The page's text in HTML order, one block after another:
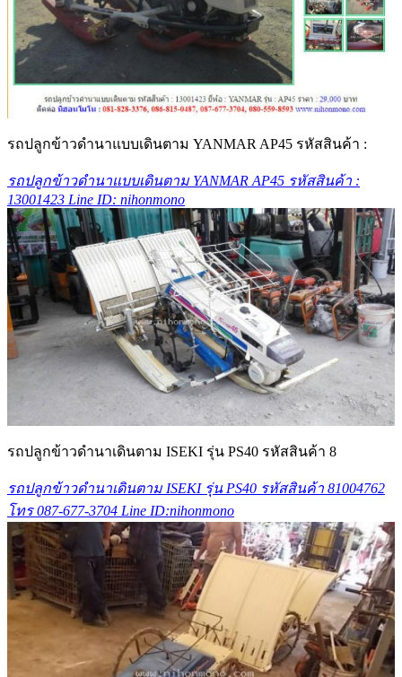
รถปลูกข้าวดำนาแบบเดินตาม YANMAR AP45 รหัสสินค้า :
รถปลูกข้าวดำนาแบบเดินตาม YANMAR AP45 รหัสสินค้า :
13001423 Line ID: nihonmono
รถปลูกข้าวดำนาเดินตาม ISEKI รุ่น PS40 รหัสสินค้า 8
รถปลูกข้าวดำนาเดินตาม ISEKI รุ่น PS40 รหัสสินค้า 81004762
โทร 087-677-3704 Line ID:nihonmono